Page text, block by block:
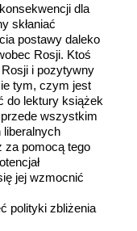
dla
skłaniać
postawy daleko
Rosji. Ktoś
i pozytywny
tym, czym jest
do lektury książek
wszystkim
za pomocą tego
jej wzmocnić
polityki zbliżenia